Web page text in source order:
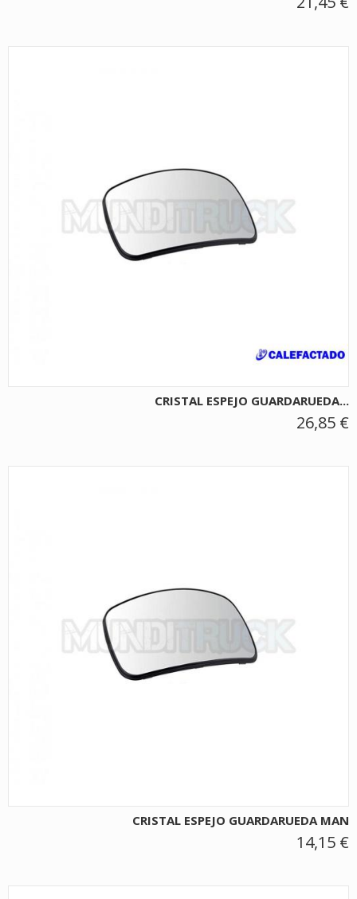
CRISTAL ESPEJO GUARDARUEDA...
26,85 €
CRISTAL ESPEJO GUARDARUEDA MAN
14,15 €